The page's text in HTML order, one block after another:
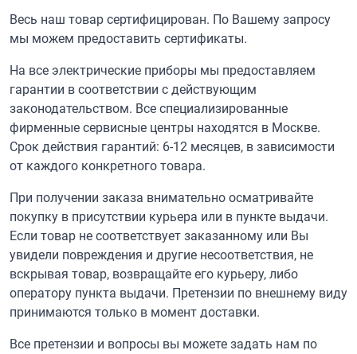
Весь наш товар сертифицирован. По Вашему запросу
мы можем предоставить сертификаты.
На все электрические приборы мы предоставляем
гарантии в соответствии с действующим
законодательством. Все специализированные
фирменные сервисные центры находятся в Москве.
Срок действия гарантий: 6-12 месяцев, в зависимости
от каждого конкретного товара.
При получении заказа внимательно осматривайте
покупку в присутствии курьера или в пункте выдачи.
Если товар не соответствует заказанному или Вы
увидели повреждения и другие несоответствия, не
вскрывая товар, возвращайте его курьеру, либо
оператору пункта выдачи. Претензии по внешнему виду
принимаются только в момент доставки.
Все претензии и вопросы вы можете задать нам по